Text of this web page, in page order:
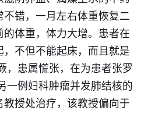
错，一月左右体重恢复二
体重，体力大增。患者在
不但不能起床，而且就是
，患属慌张，在为患者张罗
一例妇科肿瘤并发肺结核的
教授处治疗，该教授偏向于